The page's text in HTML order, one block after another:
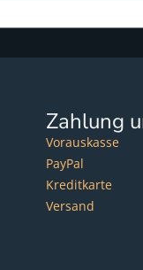
Zahlung
Vorauskasse
PayPal
Kreditkarte
Versand